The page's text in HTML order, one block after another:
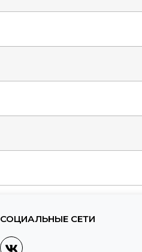
СОЦИАЛЬНЫЕ СЕТИ